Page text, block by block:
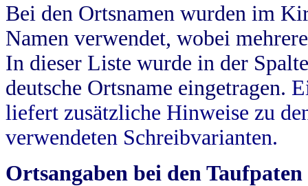
Bei den Ortsnamen wurden im
Namen verwendet, wobei
In dieser Liste wurde in der
deutsche Ortsname eingetragen.
liefert zusätzliche Hinweise zu
verwendeten Schreibvarianten.
Ortsangaben bei den Taufpaten